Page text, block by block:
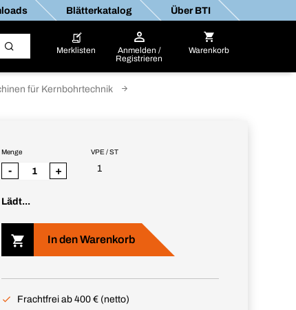
Blätterkatalog Über BTI
Merklisten
Anmelden /
Registrieren
Warenkorb
für Kernbohrtechnik
VPE / ST
1
Menge
- +
Lädt...
In den Warenkorb
Frachtfrei ab 400 € (netto)